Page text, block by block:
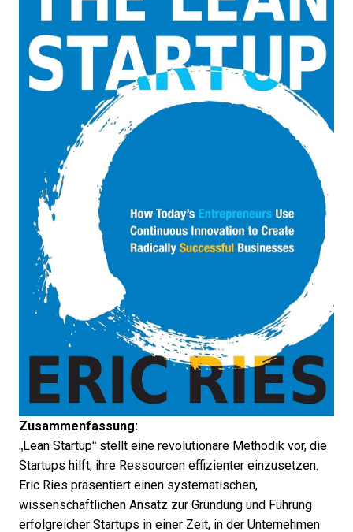
Zusammenfassung:
„Lean Startup“ stellt eine revolutionäre Methodik vor, die
Startups hilft, ihre Ressourcen effizienter einzusetzen.
Eric Ries präsentiert einen systematischen,
wissenschaftlichen Ansatz zur Gründung und Führung
erfolgreicher Startups in einer Zeit, in der Unternehmen